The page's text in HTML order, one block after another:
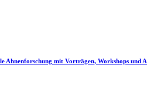
Ahnenforschung mit Vorträgen, Workshops und